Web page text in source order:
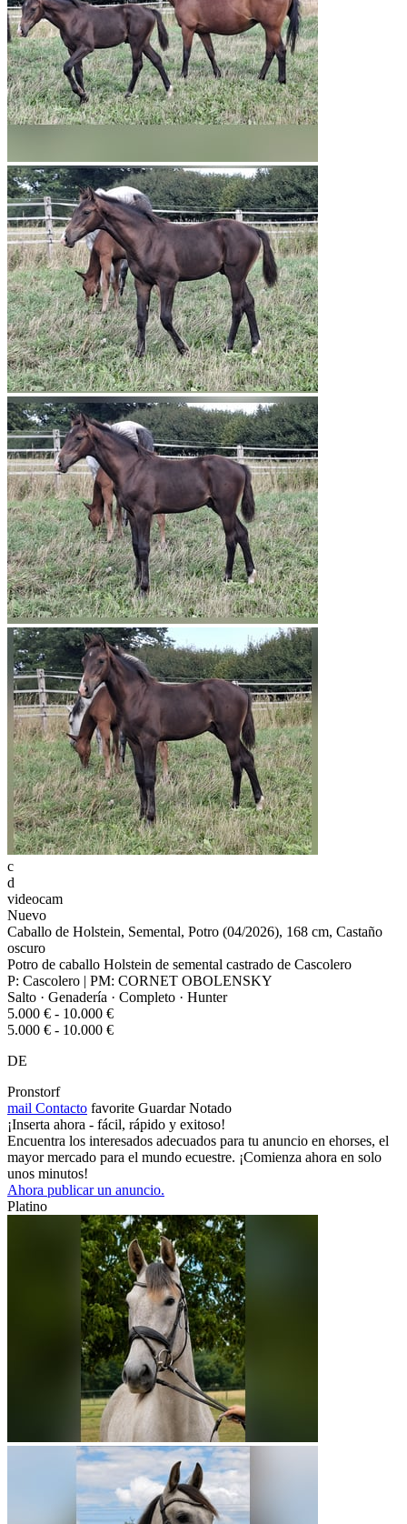
c
d
videocam
Nuevo
Caballo de Holstein, Semental, Potro (04/2026), 168 cm, Castaño
oscuro
Potro de caballo Holstein de semental castrado de Cascolero
P: Cascolero | PM: CORNET OBOLENSKY
Salto · Genadería · Completo · Hunter
5.000 € - 10.000 €
5.000 € - 10.000 €
DE
Pronstorf
mail Contacto favorite Guardar Notado
¡Inserta ahora - fácil, rápido y exitoso!
Encuentra los interesados adecuados para tu anuncio en ehorses, el
mayor mercado para el mundo ecuestre. ¡Comienza ahora en solo
unos minutos!
Ahora publicar un anuncio.
Platino